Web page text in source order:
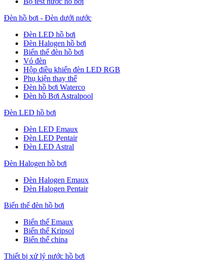
Đèn hồ bơi - Đèn dưới nước
Đèn LED hồ bơi
Đèn Halogen hồ bơi
Biến thế đèn hồ bơi
Vỏ đèn
Hộp điều khiển đèn LED RGB
Phụ kiện thay thế
Đèn hồ bơi Waterco
Đèn hồ Bơi Astralpool
Đèn LED hồ bơi
Đèn LED Emaux
Đèn LED Pentair
Đèn LED Astral
Đèn Halogen hồ bơi
Đèn Halogen Emaux
Đèn Halogen Pentair
Biến thế đèn hồ bơi
Biến thế Emaux
Biến thế Kripsol
Biến thế china
Thiết bị xử lý nước hồ bơi